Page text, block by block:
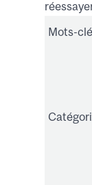
Mots-